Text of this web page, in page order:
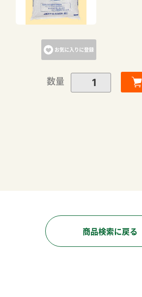
お気に入りに登録
数量
商品検索に戻る